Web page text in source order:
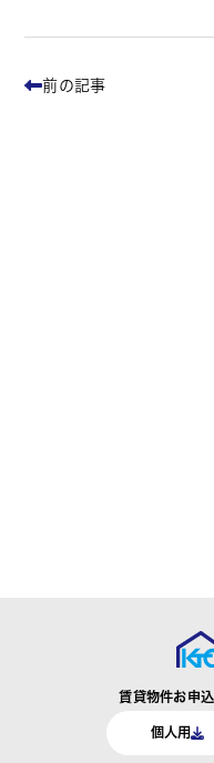
前の記事
賃貸物件お申
個人用